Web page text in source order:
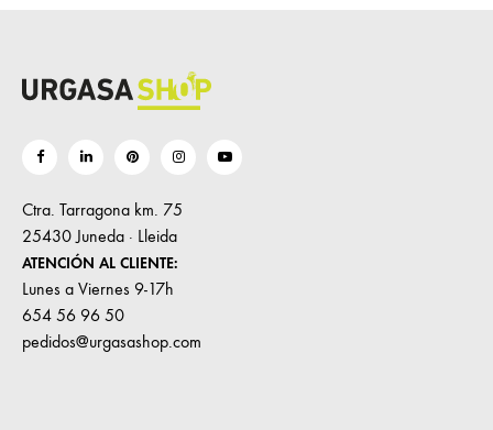
Ctra. Tarragona km. 75
25430 Juneda · Lleida
ATENCIÓN AL CLIENTE:
Lunes a Viernes 9-17h
654 56 96 50
pedidos@urgasashop.com